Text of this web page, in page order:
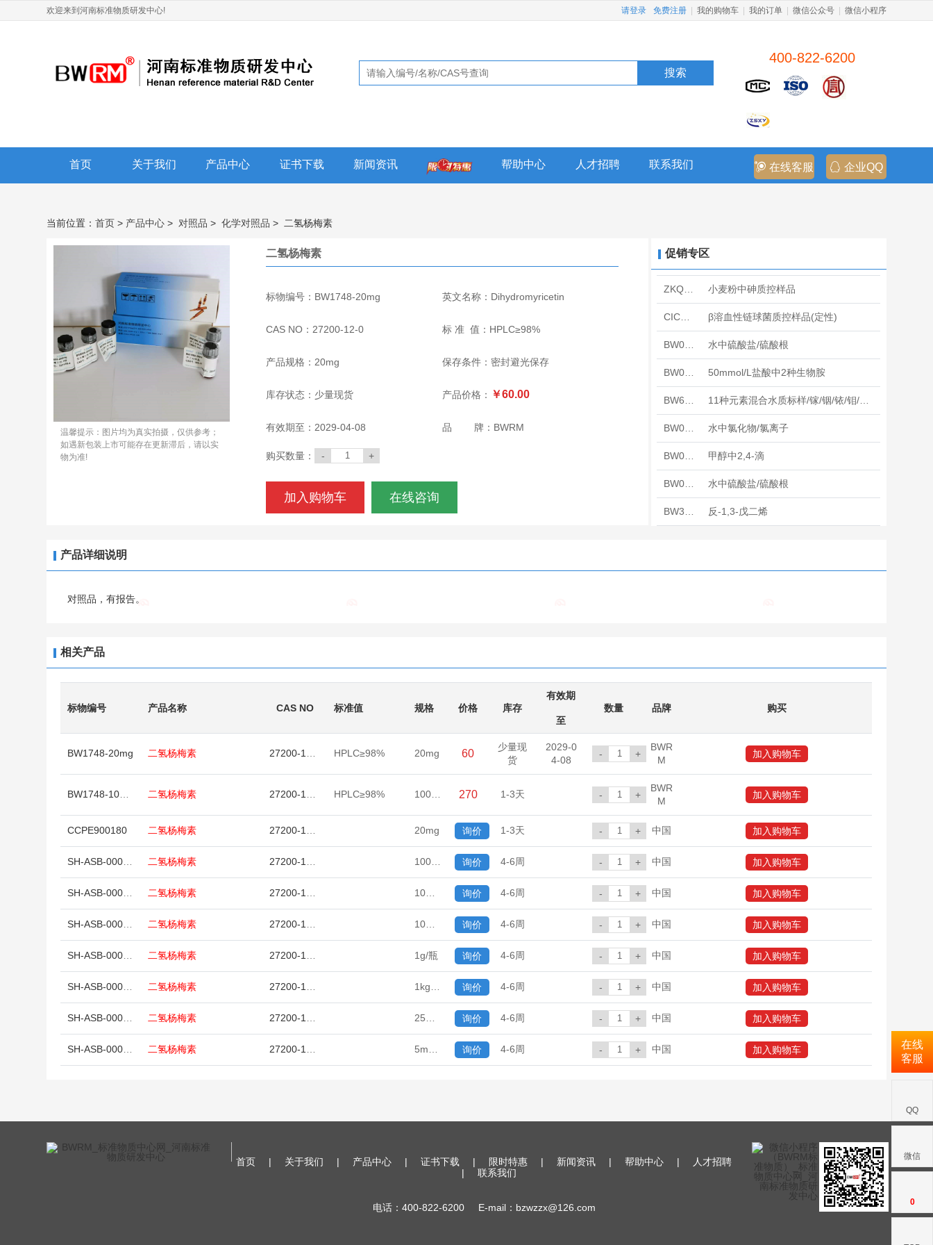
欢迎来到河南标准物质研发中心! 我的购物车 我的订单 微信公众号 微信小程序
请登录 免费注册
搜索
400-822-6200
首页 关于我们 产品中心 证书下载 新闻资讯 帮助中心 人才招聘 联系我们 在线客服 企业QQ
当前位置：首页 > 产品中心 > 对照品 > 化学对照品 > 二氢杨梅素
温馨提示：图片均为真实拍摄，仅供参考；
如遇新包装上市可能存在更新滞后，请以实
物为准!
二氢杨梅素
标物编号： BW1748-20mg 英文名称： Dihydromyricetin
CAS NO： 27200-12-0 标 准 值： HPLC≥98%
产品规格： 20mg 保存条件： 密封避光保存
库存状态： 少量现货 产品价格： ￥60.00
有效期至： 2029-04-08 品 牌： BWRM
购买数量： - +
加入购物车 在线咨询
促销专区
小麦粉中砷质控样品
β溶血性链球菌质控样品(定性)
水中硫酸盐/硫酸根
50mmol/L盐酸中2种生物胺
水中氯化物/氯离子
甲醇中2,4-滴
水中硫酸盐/硫酸根
反-1,3-戊二烯
3种元素混合/铍/铟/铋
ZKQC8498 蜜饯中6种色素/柠檬黄/日落黄/胭脂红/亮蓝/苋菜红/新红质控样品
饲料中亚硝酸盐质控样品
水中二氧化硅
产品详细说明
对照品，有报告。
相关产品
标物编号 产品名称 CAS NO 标准值 规格 价格 库存
有效期
至
数量 品牌 购买
BW1748-20mg 二氢杨梅素 HPLC≥98% 20mg 60
少量现
货
2029-0
4-08
- +
BWR
M
加入购物车
二氢杨梅素 HPLC≥98% 270 1-3天 - +
BWR
M
加入购物车
CCPE900180 二氢杨梅素 20mg 询价 1-3天 - + 中国 加入购物车
二氢杨梅素 询价 4-6周 - + 中国 加入购物车
二氢杨梅素 询价 4-6周 - + 中国 加入购物车
二氢杨梅素 询价 4-6周 - + 中国 加入购物车
二氢杨梅素 1g/瓶 询价 4-6周 - + 中国 加入购物车
二氢杨梅素 询价 4-6周 - + 中国 加入购物车
二氢杨梅素 询价 4-6周 - + 中国 加入购物车
二氢杨梅素 询价 4-6周 - + 中国 加入购物车
首页 | 关于我们 | 产品中心 | 证书下载 | 限时特惠 | 新闻资讯 | 帮助中心 |
人才招聘
|
联系我们
电话：400-822-6200 E-mail：bzwzzx@126.com
在线
客服
QQ
微信
0